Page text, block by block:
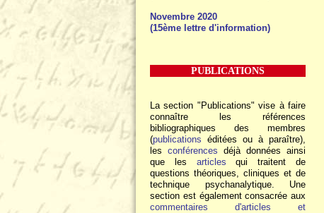
Novembre 2020
(15ème lettre d'information)
PUBLICATIONS
La section "Publications" vise à faire
connaître les références
bibliographiques des membres
(publications éditées ou à paraître),
les conférences déjà données ainsi
que les articles qui traitent de
questions théoriques, cliniques et de
technique psychanalytique. Une
section est également consacrée aux
commentaires d'articles et